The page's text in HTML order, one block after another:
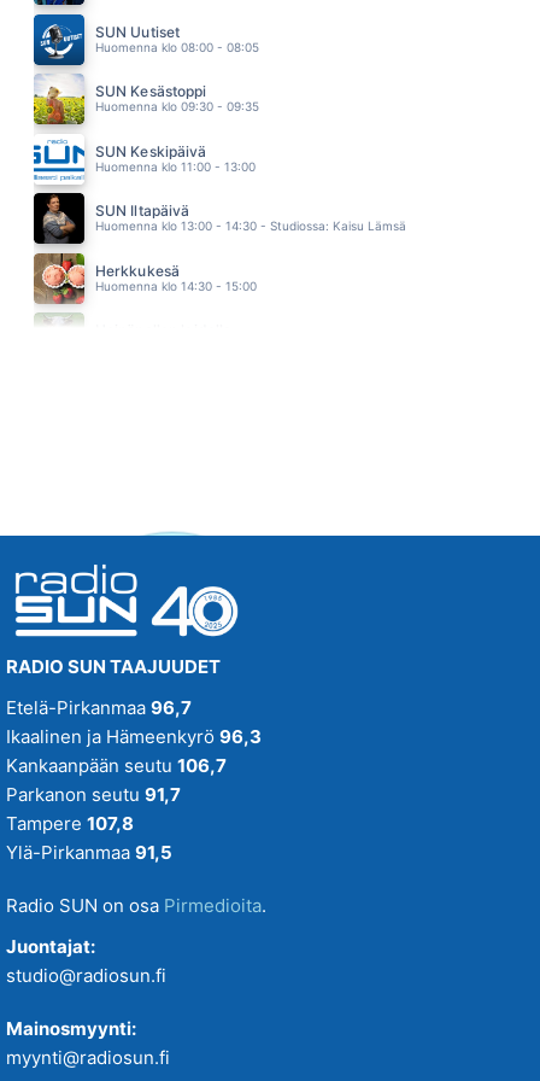
Habakuk
08.53
SUN Uutiset
Huomenna klo 08:00 - 08:05
SUN Kesästoppi
Huomenna klo 09:30 - 09:35
SUN Keskipäivä
Huomenna klo 11:00 - 13:00
SUN Iltapäivä
Huomenna klo 13:00 - 14:30 - Studiossa: Kaisu Lämsä
Herkkukesä
Huomenna klo 14:30 - 15:00
RADIO SUN TAAJUUDET
Etelä-Pirkanmaa 96,7
Ikaalinen ja Hämeenkyrö 96,3
Kankaanpään seutu 106,7
Parkanon seutu 91,7
Tampere 107,8
Ylä-Pirkanmaa 91,5
Radio SUN on osa Pirmedioita.
Juontajat:
studio@radiosun.fi
Mainosmyynti:
myynti@radiosun.fi